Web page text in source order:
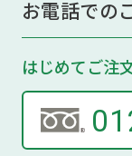
お電話での
はじめてご注